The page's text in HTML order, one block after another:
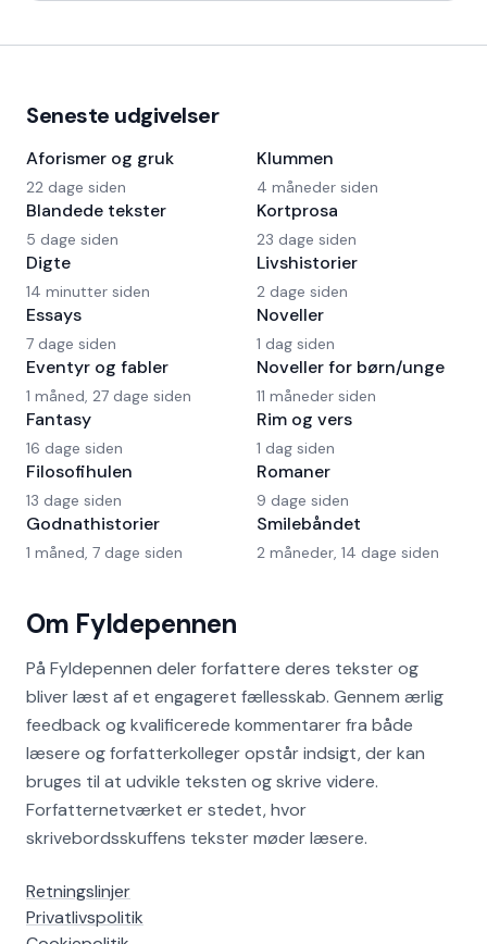
Om Fyldepennen
På Fyldepennen deler forfattere deres tekster og
bliver læst af et engageret fællesskab. Gennem ærlig
feedback og kvalificerede kommentarer fra både
læsere og forfatterkolleger opstår indsigt, der kan
bruges til at udvikle teksten og skrive videre.
Forfatternetværket er stedet, hvor
skrivebordsskuffens tekster møder læsere.
Retningslinjer
Privatlivspolitik
Seneste udgivelser
Aforismer og gruk
22 dage siden
Blandede tekster
5 dage siden
Digte
14 minutter siden
Essays
7 dage siden
Eventyr og fabler
1 måned, 27 dage siden
Fantasy
16 dage siden
Filosofihulen
13 dage siden
Godnathistorier
1 måned, 7 dage siden
Klummen
4 måneder siden
Kortprosa
23 dage siden
Livshistorier
2 dage siden
Noveller
1 dag siden
Noveller for børn/unge
11 måneder siden
Rim og vers
1 dag siden
Romaner
9 dage siden
Smilebåndet
2 måneder, 14 dage siden